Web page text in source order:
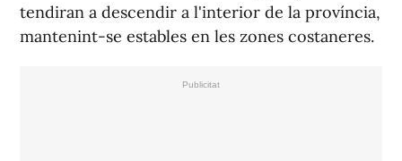
tendiran a descendir a l'interior de la província,
mantenint-se estables en les zones costaneres.